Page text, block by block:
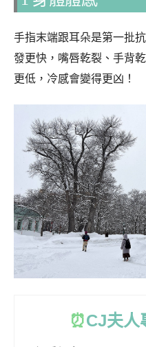
手指末端跟耳朵是第一批
發更快，嘴唇乾裂、手背
更低，冷感會變得更凶！
⏰CJ夫人